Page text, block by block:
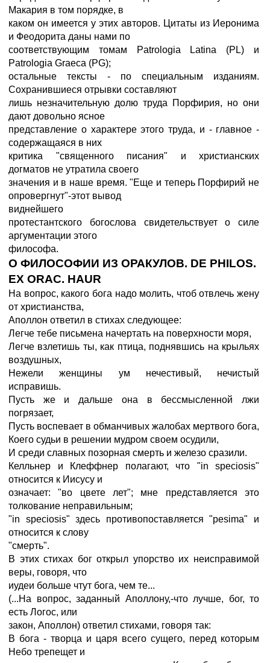
Макария в том порядке, в
каком он имеется у этих авторов. Цитаты из Иеронима
и Феодорита даны нами по
соответствующим томам Patrologia Latina (PL) и
Patrologia Graeca (PG);
остальные тексты - по специальным изданиям.
Сохранившиеся отрывки составляют
лишь незначительную долю труда Порфирия, но они
дают довольно ясное
представление о характере этого труда, и - главное -
содержащаяся в них
критика "священного писания" и христианских
догматов не утратила своего
значения и в наше время. "Еще и теперь Порфирий не
опровергнут"-этот вывод
виднейшего
протестантского богослова свидетельствует о силе
аргументации этого
философа.
О ФИЛОСОФИИ ИЗ ОРАКУЛОВ. DE PHILOS.
EX ORAC. HAUR
На вопрос, какого бога надо молить, чтоб отвлечь жену
от христианства,
Аполлон ответил в стихах следующее:
Легче тебе письмена начертать на поверхности моря,
Легче взлетишь ты, как птица, поднявшись на крыльях
воздушных,
Нежели женщины ум нечестивый, нечистый
исправишь.
Пусть же и дальше она в бессмысленной лжи
погрязает,
Пусть воспевает в обманчивых жалобах мертвого бога,
Коего судьи в решении мудром своем осудили,
И среди славных позорная смерть и железо сразили.
Келльнер и Клеффнер полагают, что "in speciosis"
относится к Иисусу и
означает: "во цвете лет"; мне представляется это
толкование неправильным;
"in speciosis" здесь противопоставляется "pesima" и
относится к слову
"смерть".
В этих стихах бог открыл упорство их неисправимой
веры, говоря, что
иудеи больше чтут бога, чем те...
(...На вопрос, заданный Аполлону,-что лучше, бог, то
есть Логос, или
закон, Аполлон) ответил стихами, говоря так:
В бога - творца и царя всего сущего, перед которым
Небо трепещет и